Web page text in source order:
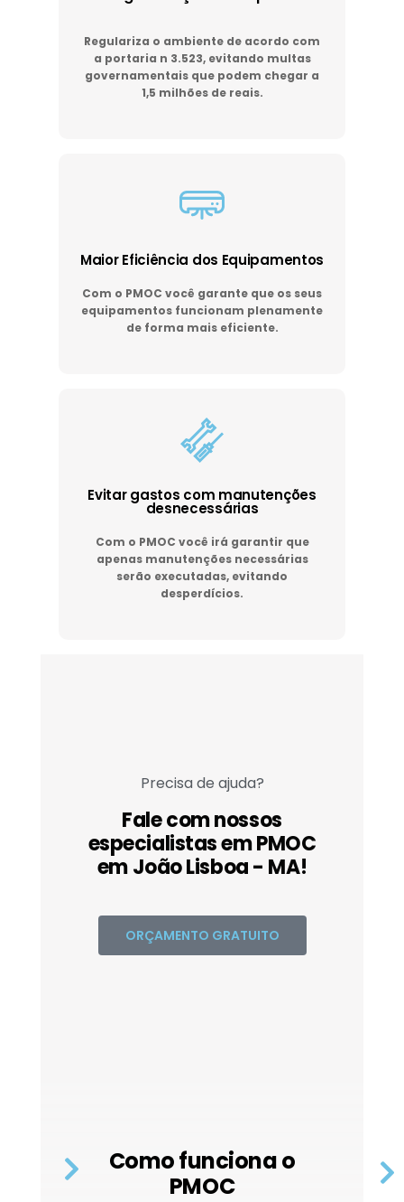
Regulariza o ambiente de acordo com
a portaria n 3.523, evitando multas
governamentais que podem chegar a
1,5 milhões de reais.
Maior Eficiência dos Equipamentos
Com o PMOC você garante que os seus
equipamentos funcionam plenamente
de forma mais eficiente.
Evitar gastos com manutenções
desnecessárias
Com o PMOC você irá garantir que
apenas manutenções necessárias
serão executadas, evitando
desperdícios.
Precisa de ajuda?
Fale com nossos
especialistas em PMOC
em João Lisboa - MA!
ORÇAMENTO GRATUITO
Como funciona o
PMOC